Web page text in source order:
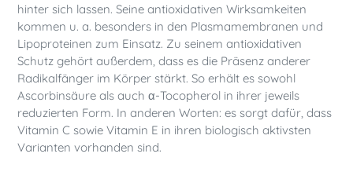
hinter sich lassen. Seine antioxidativen Wirksamkeiten
kommen u. a. besonders in den Plasmamembranen und
Lipoproteinen zum Einsatz. Zu seinem antioxidativen
Schutz gehört außerdem, dass es die Präsenz anderer
Radikalfänger im Körper stärkt. So erhält es sowohl
Ascorbinsäure als auch α-Tocopherol in ihrer jeweils
reduzierten Form. In anderen Worten: es sorgt dafür, dass
Vitamin C sowie Vitamin E in ihren biologisch aktivsten
Varianten vorhanden sind.